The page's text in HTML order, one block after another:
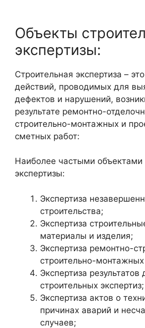
Объекты
экспертизы:
Строительная экспертиза –
действий, проводимых для
дефектов и нарушений,
результате ремонтно-
строительно-монтажных и
сметных работ:
Наиболее частыми объектами
экспертизы:
Экспертиза
строительства;
Экспертиза
материалы и изделия;
Экспертиза ремонтно-
строительно-
Экспертиза результатов
строительных экспертиз;
Экспертиза актов о
причинах аварий и
случаев;